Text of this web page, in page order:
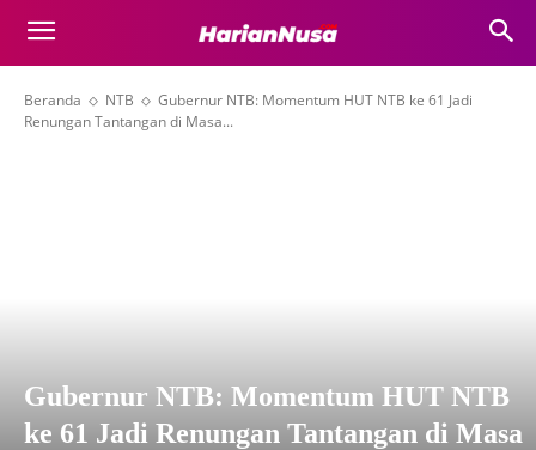
Beranda NTB
Gubernur NTB: Momentum HUT NTB ke 61 Jadi
Renungan Tantangan di Masa...
Gubernur NTB: Momentum HUT NTB
ke 61 Jadi Renungan Tantangan di Masa